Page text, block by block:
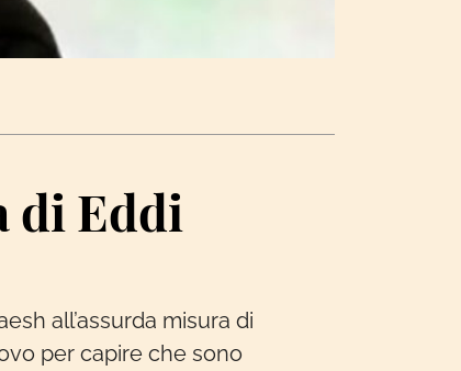
di Eddi
all’assurda misura di
per capire che sono